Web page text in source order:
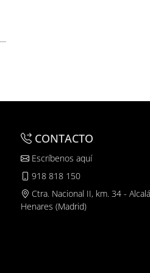
CONTACTO
Escríbenos aquí
918 818 150
Ctra. Nacional II, km. 34 -
Henares (Madrid)